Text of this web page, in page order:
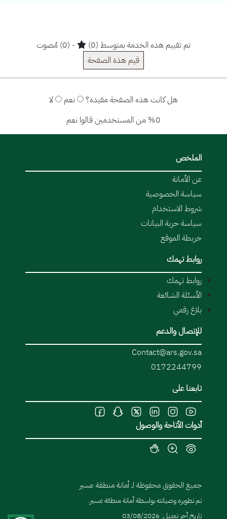
تم تقييم هذه الخدمة بمتوسط (0)
- (0) مُصوت
قيم هذة الصفحة
هل كانت هذه الصفحة مفيدة؟ نعم
لا
%0 من المستخدمين قالوا نعم
الملخص
عن الأمانة
سياسة الخصوصية
شروط الاستخدام
سياسة حرية البيانات
خريطة الموقع
روابط تهمك
روابط تهمك
الأسئلة الشائعة
بلاغ رقمي
للإتصال والدعم
Contact@ars.gov.sa
0172244799
تابعنا على
أدوات الأتاحة والوصول
جميع الحقوق محفوظة لـ أمانة منطقة عسير
تم تطويره وصيانته بواسطة أمانة منطقة عسير.
تاريخ آخر تعديل: 03/08/2026